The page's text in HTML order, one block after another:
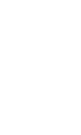
16:02
et de l’Étoile